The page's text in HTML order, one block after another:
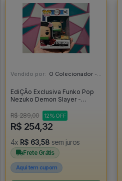
Vendido por: O Colecionador - SP
EdiÇÃo Exclusiva Funko Pop
Nezuko Demon Slayer -
R$ 289,00
12% OFF
R$ 254,32
4x R$ 63,58 sem juros
Frete Grátis
Aqui tem cupom